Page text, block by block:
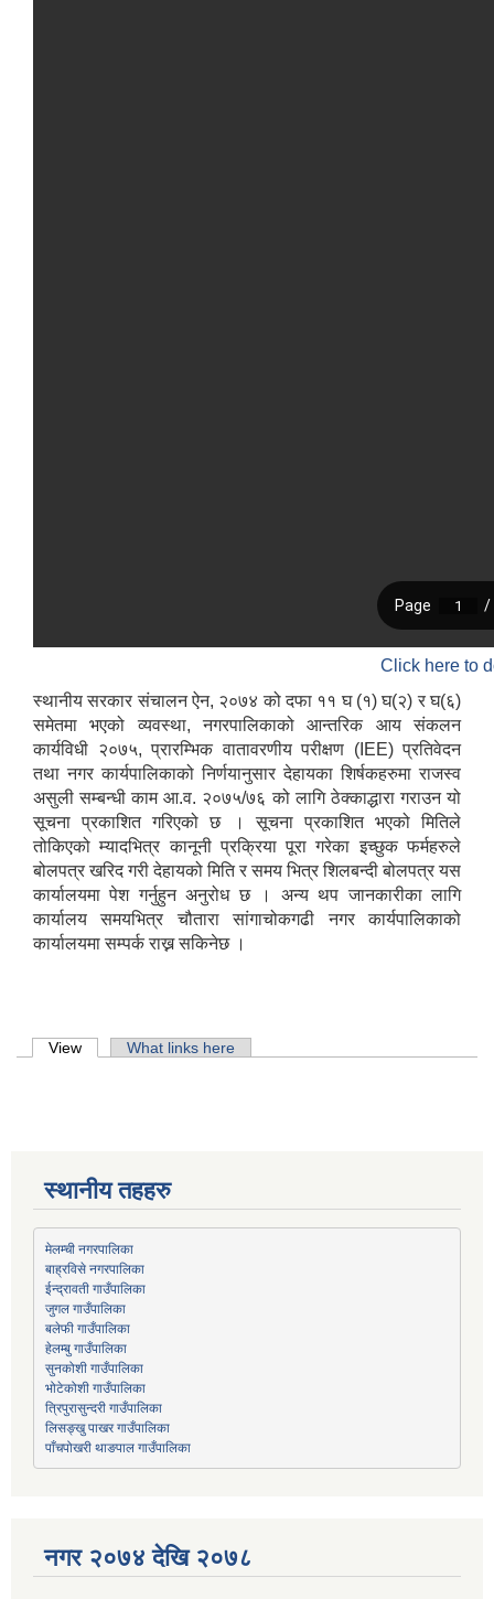
Click here to
स्थानीय सरकार संचालन ऐन, २०७४ को दफा ११ घ (१) घ(२) र घ(६)
समेतमा भएको व्यवस्था, नगरपालिकाको आन्तरिक आय संकलन
कार्यविधी २०७५, प्रारम्भिक वातावरणीय परीक्षण (IEE) प्रतिवेदन
तथा नगर कार्यपालिकाको निर्णयानुसार देहायका शिर्षकहरुमा राजस्व
असुली सम्बन्धी काम आ.व. २०७५/७६ को लागि ठेक्काद्धारा गराउन यो
सूचना प्रकाशित गरिएको छ । सूचना प्रकाशित भएको मितिले
तोकिएको म्यादभित्र कानूनी प्रक्रिया पूरा गरेका इच्छुक फर्महरुले
बोलपत्र खरिद गरी देहायको मिति र समय भित्र शिलबन्दी बोलपत्र यस
कार्यालयमा पेश गर्नुहुन अनुरोध छ । अन्य थप जानकारीका लागि
कार्यालय समयभित्र चौतारा सांगाचोकगढी नगर कार्यपालिकाको
कार्यालयमा सम्पर्क राख्न सकिनेछ ।
Primary tabs
View (active tab)What links here
स्थानीय तहहरु
मेलम्ची नगरपालिका
बाह्रविसे नगरपालिका
ईन्द्रावती गाउँपालिका
जुगल गाउँपालिका
बलेफी गाउँपालिका
हेलम्बु गाउँपालिका
सुनकोशी गाउँपालिका
भोटेकोशी गाउँपालिका
त्रिपुरासुन्दरी गाउँपालिका
लिसङ्खु पाखर गाउँपालिका
पाँचपोखरी थाङपाल गाउँपालिका
नगर २०७४ देखि २०७८